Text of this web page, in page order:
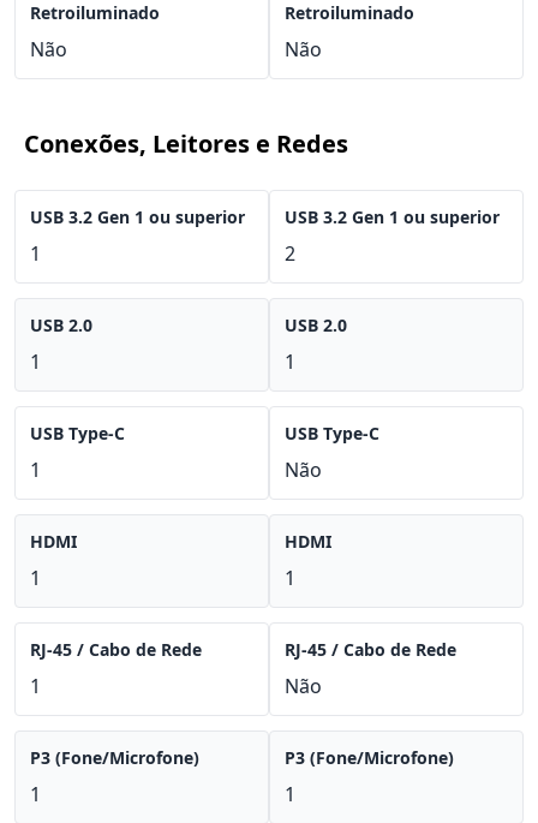
Retroiluminado
Não
Retroiluminado
Não
Conexões, Leitores e Redes
USB 3.2 Gen 1 ou superior
1
USB 2.0
1
USB Type-C
1
HDMI
1
RJ-45 / Cabo de Rede
1
P3 (Fone/Microfone)
1
USB 3.2 Gen 1 ou superior
2
USB 2.0
1
USB Type-C
Não
HDMI
1
RJ-45 / Cabo de Rede
Não
P3 (Fone/Microfone)
1